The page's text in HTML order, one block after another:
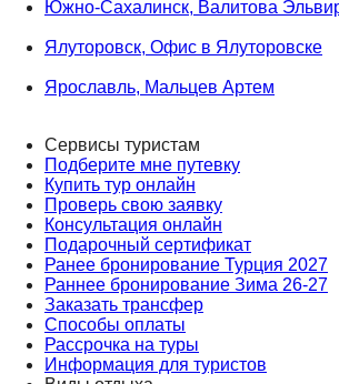
Южно-Сахалинск, Валитова
Ялуторовск, Офис в Ялуторовске
Ярославль, Мальцев Артем
Сервисы туристам
Подберите мне путевку
Купить тур онлайн
Проверь свою заявку
Консультация онлайн
Подарочный сертификат
Ранее бронирование Турция 2027
Раннее бронирование Зима 26-27
Заказать трансфер
Способы оплаты
Рассрочка на туры
Информация для туристов